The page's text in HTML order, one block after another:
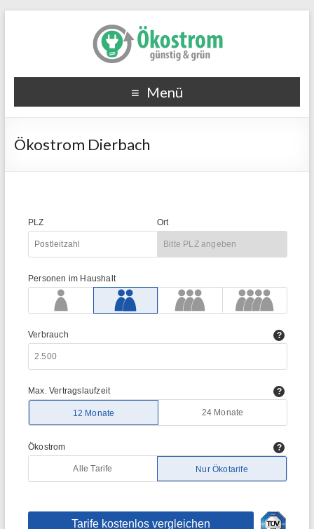
Menü
Ökostrom Dierbach